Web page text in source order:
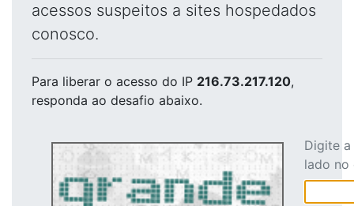
acessos suspeitos a sites hospedados
conosco.
Para liberar o acesso do IP 216.73.217.120,
responda ao desafio abaixo.
Digite
lado no